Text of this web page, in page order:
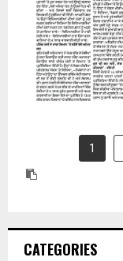
1
CATEGORIES